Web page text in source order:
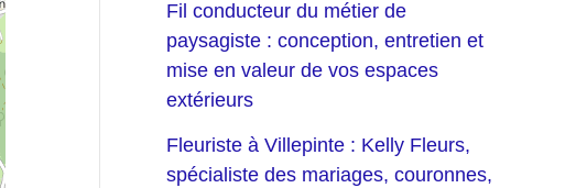
Fil conducteur du métier de
paysagiste : conception, entretien et
mise en valeur de vos espaces
extérieurs
Fleuriste à Villepinte : Kelly Fleurs,
spécialiste des mariages, couronnes,